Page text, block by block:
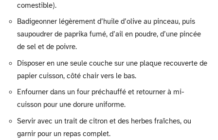
comestible).
Badigeonner légèrement d’huile d’olive au pinceau, puis
saupoudrer de paprika fumé, d’ail en poudre, d’une pincée
de sel et de poivre.
Disposer en une seule couche sur une plaque recouverte de
papier cuisson, côté chair vers le bas.
Enfourner dans un four préchauffé et retourner à mi-
cuisson pour une dorure uniforme.
Servir avec un trait de citron et des herbes fraîches, ou
garnir pour un repas complet.